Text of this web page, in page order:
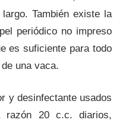
También existe la
periódico no impreso
es suficiente para todo
una vaca.
y desinfectante usados
razón 20 c.c. diarios,